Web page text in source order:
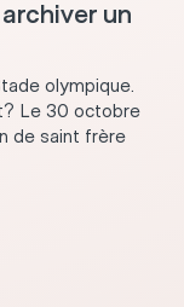
un
olympique.
Le 30 octobre
de saint frère